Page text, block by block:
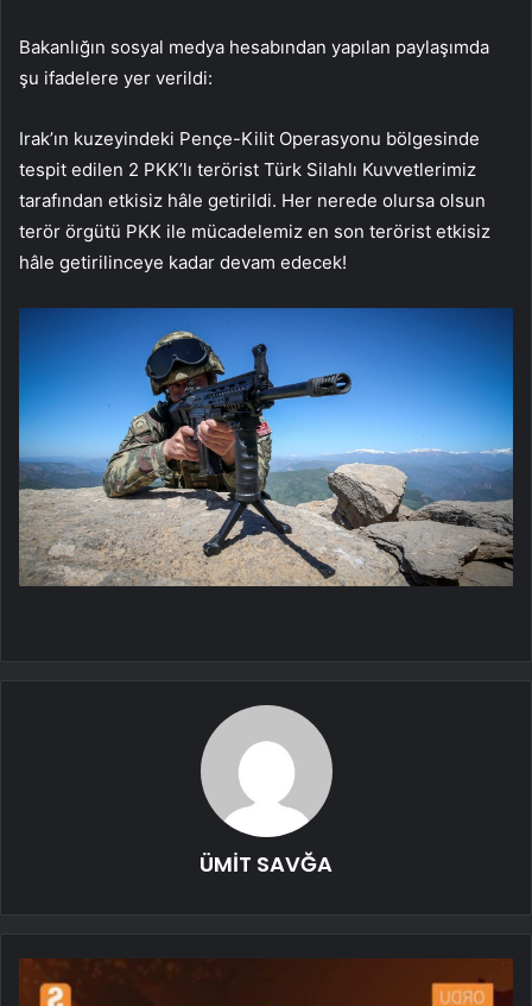
Bakanlığın sosyal medya hesabından yapılan paylaşımda
şu ifadelere yer verildi:
Irak’ın kuzeyindeki Pençe-Kilit Operasyonu bölgesinde
tespit edilen 2 PKK’lı terörist Türk Silahlı Kuvvetlerimiz
tarafından etkisiz hâle getirildi. Her nerede olursa olsun
terör örgütü PKK ile mücadelemiz en son terörist etkisiz
hâle getirilinceye kadar devam edecek!
ÜMİT SAVĞA